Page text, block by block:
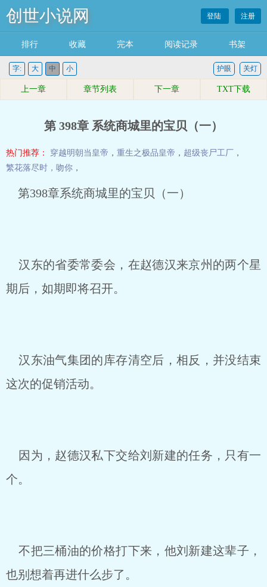
创世小说网 登陆 注册
排行 收藏 完本 阅读记录 书架
字: 大 中 小 关灯
护眼
上一章 章节列表 下一章 TXT下载
第 398章 系统商城里的宝贝（一）
热门推荐： 穿越明朝当皇帝 ， 重生之极品皇帝 ， 超级丧尸工厂 ，
繁花落尽时，吻你 ，
第398章系统商城里的宝贝（一）
汉东的省委常委会，在赵德汉来京州的两个星
期后，如期即将召开。
汉东油气集团的库存清空后，相反，并没结束
这次的促销活动。
因为，赵德汉私下交给刘新建的任务，只有一
个。
不把三桶油的价格打下来，他刘新建这辈子，
也别想着再进什么步了。